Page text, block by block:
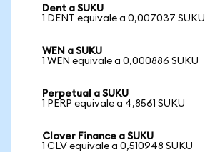
Dent a SUKU
1 DENT equivale a 0,007037 SUKU
WEN a SUKU
1 WEN equivale a 0,000886 SUKU
Perpetual a SUKU
1 PERP equivale a 4,8561 SUKU
Clover Finance a SUKU
1 CLV equivale a 0,510948 SUKU